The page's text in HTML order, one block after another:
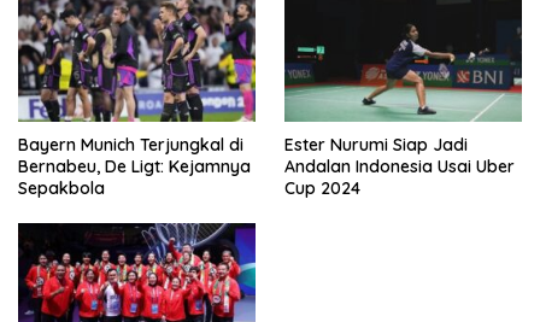
Bayern Munich Terjungkal di
Bernabeu, De Ligt: Kejamnya
Sepakbola
Ester Nurumi Siap Jadi
Andalan Indonesia Usai Uber
Cup 2024